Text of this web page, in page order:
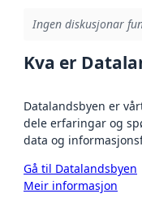
Ingen diskusjonar
Kva er
Datalandsbyen er
dele erfaringar og
data og
Gå til Datalandsbyen
Meir informasjon